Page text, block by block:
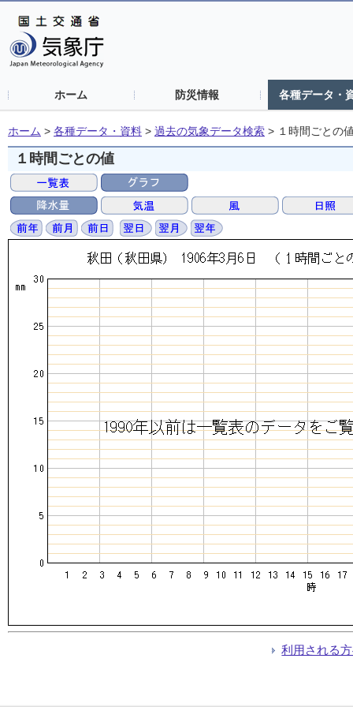
ホーム 防災情報 各種データ・
ホーム > 各種データ・資料 > 過去の気象データ検索 > １時間ごとの
１時間ごとの値
利用される